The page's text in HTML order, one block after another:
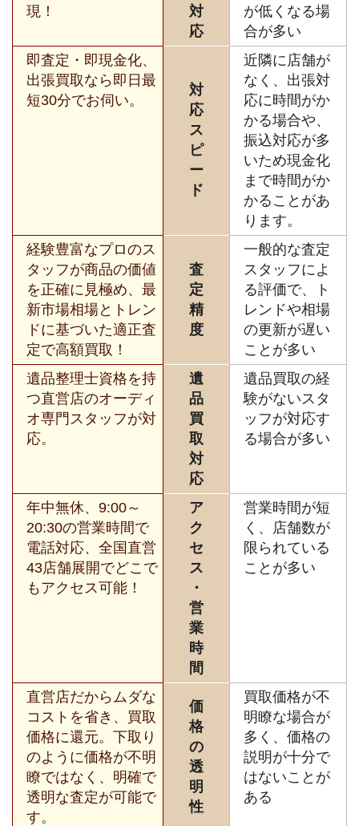
現！
対
応
が低くなる場
合が多い
即査定・即現金化、
出張買取なら即日最
短30分でお伺い。
対
応
ス
ピ
ー
ド
近隣に店舗が
なく、出張対
応に時間がか
かる場合や、
振込対応が多
いため現金化
まで時間がか
かることがあ
ります。
経験豊富なプロのス
タッフが商品の価値
を正確に見極め、最
新市場相場とトレン
ドに基づいた適正査
定で高額買取！
査
定
精
度
一般的な査定
スタッフによ
る評価で、ト
レンドや相場
の更新が遅い
ことが多い
遺品整理士資格を持
つ直営店のオーディ
オ専門スタッフが対
応。
遺
品
買
取
対
応
遺品買取の経
験がないスタ
ッフが対応す
る場合が多い
年中無休、9:00～
20:30の営業時間で
電話対応、全国直営
43店舗展開でどこで
もアクセス可能！
ア
ク
セ
ス
・
営
業
時
間
営業時間が短
く、店舗数が
限られている
ことが多い
直営店だからムダな
コストを省き、買取
価格に還元。下取り
のように価格が不明
瞭ではなく、明確で
透明な査定が可能で
す。
価
格
の
透
明
性
買取価格が不
明瞭な場合が
多く、価格の
説明が十分で
はないことが
ある